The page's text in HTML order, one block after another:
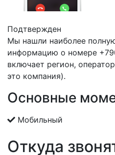
Подтвержден
Мы нашли наиболее
информацию о номере
включает регион,
это компания).
Основные
Мобильный
Откуда